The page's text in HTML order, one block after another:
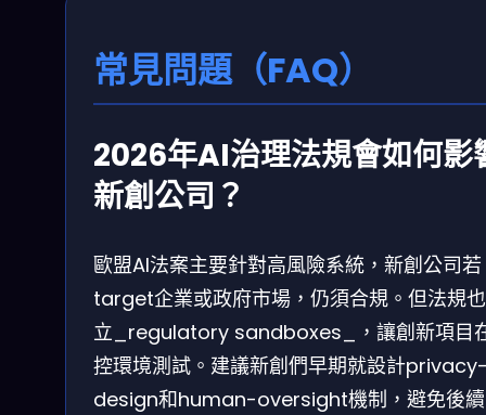
常見問題（FAQ）
2026年AI治理法規會如何影
新創公司？
歐盟AI法案主要針對高風險系統，新創公司若
target企業或政府市場，仍須合規。但法規
立_regulatory sandboxes_，讓創新項目
控環境測試。建議新創們早期就設計
design和human-oversight機制，避免後